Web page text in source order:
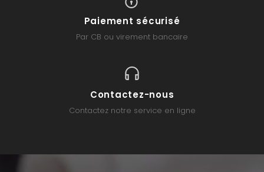
Paiement sécurisé
Par CB ou virement bancaire
Contactez-nous
Contactez notre service en ligne